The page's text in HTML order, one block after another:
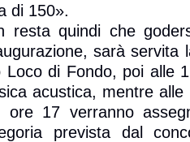
di 150».
resta quindi che
sarà
Loco di Fondo, poi alle
acustica, mentre
ore 17 verranno
prevista dal